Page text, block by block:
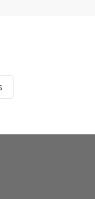
ตสำนึกในการ
หัวข้อ “น้ำเสียชุมชน
งต้น” โดยให้ความรู้
ระทบของน้ำเสีย
ลน จังหวัดนครปฐม